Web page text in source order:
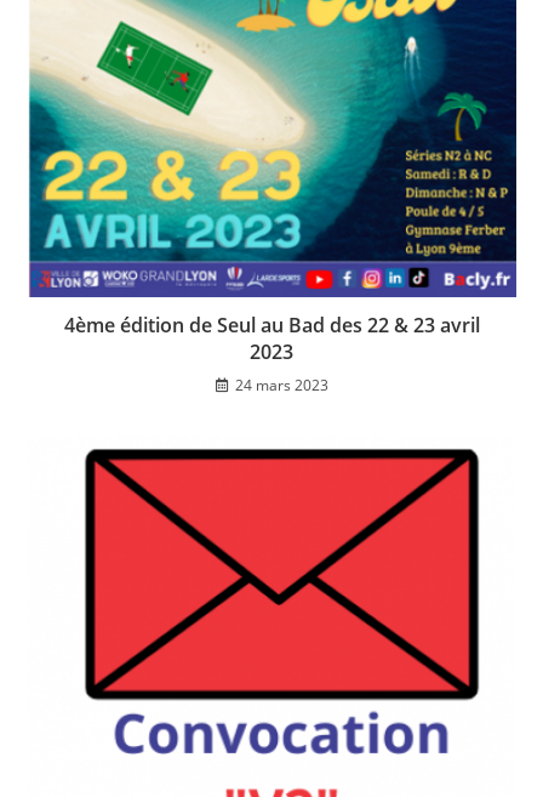
4ème édition de Seul au Bad des 22 & 23 avril
2023
24 mars 2023